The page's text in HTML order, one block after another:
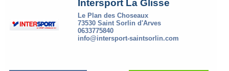
Intersport La Glisse
Le Plan des Choseaux
73530 Saint Sorlin d'Arves
0633775840
info@intersport-saintsorlin.com